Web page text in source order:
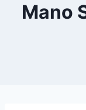
Mano